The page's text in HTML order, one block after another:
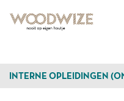
INTERNE OPLEIDINGEN